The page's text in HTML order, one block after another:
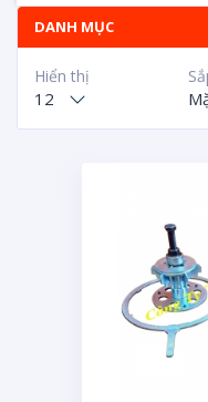
DANH MỤC
Hiển thị
12